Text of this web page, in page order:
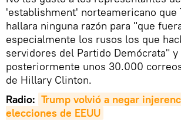
'establishment' norteamericano que
hallara ninguna razón para "que
especialmente los rusos los que
servidores del Partido Demócrata"
posteriormente unos 30.000
de Hillary Clinton.
Radio: Trump volvió a negar
elecciones de EEUU